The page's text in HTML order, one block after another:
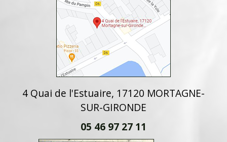
4 Quai de l'Estuaire, 17120 MORTAGNE-
SUR-GIRONDE
05 46 97 27 11